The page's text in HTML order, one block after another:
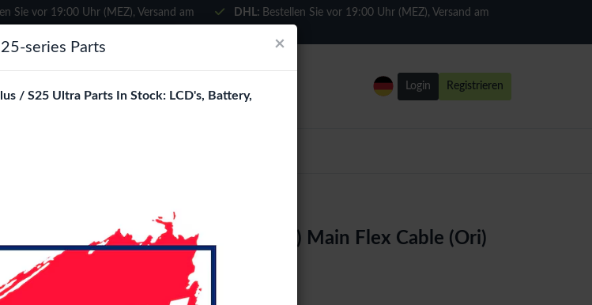
Sie Ihre Sprache
so aus, als wären Sie in
Staaten
Sie vor 19:00 Uhr (MEZ), Versand am
DHL: Bestellen Sie vor 19:00 Uhr (MEZ), Versand am
Login Registrieren
Samsung Galaxy S23 S911) Main Flex Cable (Ori)
Registrieren
×
series Parts
/ S25 Ultra Parts In Stock: LCD's, Battery,